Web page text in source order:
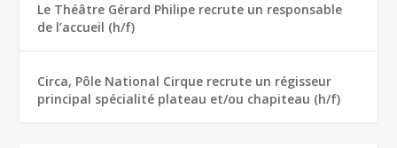
Le Théâtre Gérard Philipe recrute un responsable
de l’accueil (h/f)
Circa, Pôle National Cirque recrute un régisseur
principal spécialité plateau et/ou chapiteau (h/f)